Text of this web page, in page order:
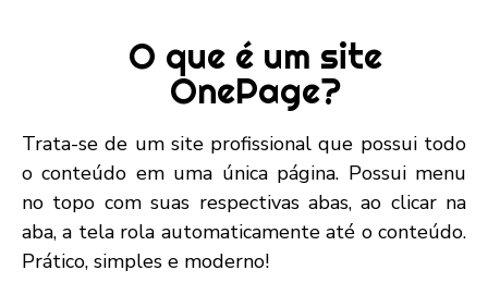
O que é um site
OnePage?
Trata-se de um site profissional que possui todo
o conteúdo em uma única página. Possui menu
no topo com suas respectivas abas, ao clicar na
aba, a tela rola automaticamente até o conteúdo.
Prático, simples e moderno!